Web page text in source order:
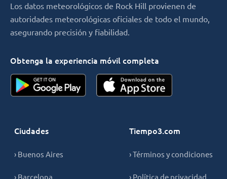
Los datos meteorológicos de Rock Hill provienen de
autoridades meteorológicas oficiales de todo el mundo,
asegurando precisión y fiabilidad.
Obtenga la experiencia móvil completa
Ciudades
› Buenos Aires
› Barcelona
Tiempo3.com
› Términos y condiciones
› Política de privacidad